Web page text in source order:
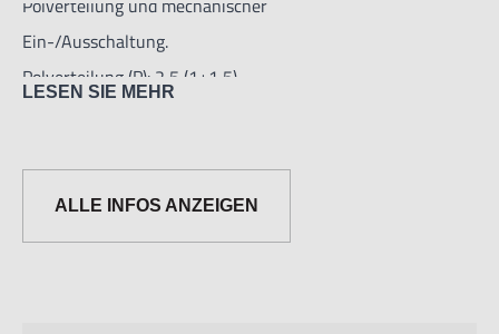
Polverteilung und mechanischer
Ein-/Ausschaltung.
Polverteilung (P): 2,5 (1+1,5)
LESEN SIE MEHR
ALLE INFOS ANZEIGEN